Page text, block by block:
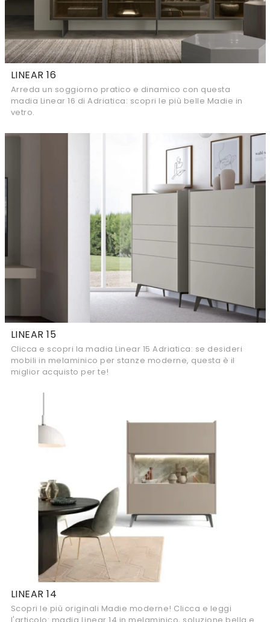
LINEAR 16
Arreda un soggiorno pratico e dinamico con questa
madia Linear 16 di Adriatica: scopri le più belle Madie in
vetro.
LINEAR 15
Clicca e scopri la madia Linear 15 Adriatica: se desideri
mobili in melaminico per stanze moderne, questa è il
miglior acquisto per te!
LINEAR 14
Scopri le più originali Madie moderne! Clicca e leggi